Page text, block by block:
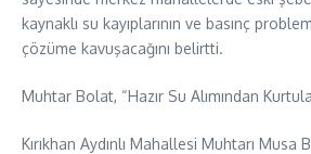
kaynaklı su kayıplarının ve basınç
çözüme kavuşacağını belirtti.
Muhtar Bolat, “Hazır Su Alımından
Kırıkhan Aydınlı Mahallesi Muhtarı